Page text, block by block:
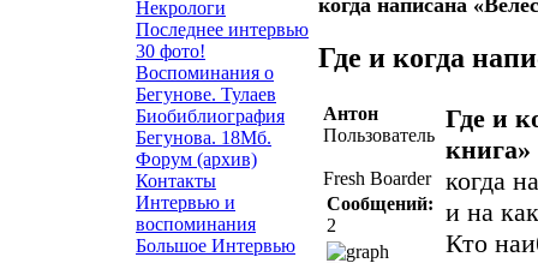
Некрологи
Последнее интервью
30 фото!
Воспоминания о
Бегунове. Тулаев
Биобиблиография
Бегунова. 18Мб.
Форум (архив)
Контакты
Интервью и
воспоминания
Большое Интервью
Где и когда
Антон
Пользователь
Fresh Boarder
Сообщений:
2
Где и
книга»
когда
и на
Кто